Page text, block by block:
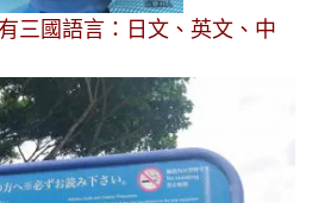
三國語言：日文、英文、中